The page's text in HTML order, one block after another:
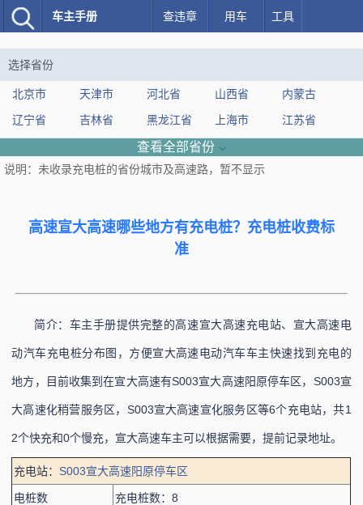
车主手册 查违章 用车 工具
选择省份
北京市 天津市 河北省 山西省
内蒙古
辽宁省
吉林省 黑龙江省 上海市
江苏省
福建省 江西省
河南省
湖北省 湖南省 广东省
西藏
陕西省 甘肃省 青海省
新疆
查看全部省份
说明：未收录充电桩的省份城市及高速路，暂不显示
高速宣大高速哪些地方有充电桩？充电桩收费标
准
简介：车主手册提供完整的高速宣大高速充电站、宣大高速电
动汽车充电桩分布图，方便宣大高速电动汽车车主快速找到充电的
地方，目前收集到在宣大高速有S003宣大高速阳原停车区，S003宣
大高速化稍营服务区，S003宣大高速宣化服务区等6个充电站，共1
2个快充和0个慢充，宣大高速车主可以根据需要，提前记录地址。
充电站： S003宣大高速阳原停车区
电桩数 充电桩数：8